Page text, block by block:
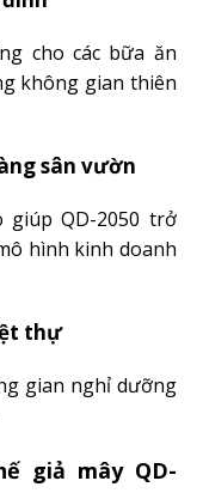
cho các bữa ăn
không gian thiên
sân vườn
giúp QD-2050 trở
hình kinh doanh
thự
gian nghỉ dưỡng
giả mây QD-